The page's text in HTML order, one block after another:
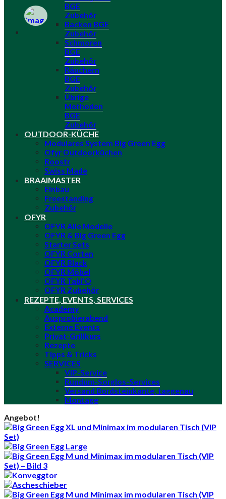
BGE
Zubehör
Backen BGE
Zubehör
Schmoren
BGE
Zubehör
Räuchern
BGE
Zubehör
Übrige
Methoden
BGE
Zubehör
OUTDOOR-KÜCHE
Modulares System Big Green Egg
Ofyr Outdoorküchen
Roostr
Swiss Made
BRAAIMASTER
Einbau
Freestanding
Zubehör
OFYR
OFYR Alle Modelle
OFYR & Big Green Egg
Starter Sets
OFYR Corten
OFYR Black
OFYR Möbel
OFYR Tabl’O
OFYR Zubehör
REZEPTE, EVENTS, SERVICES
Academy
Ausprobierabend
Externe Events
Privat-Grillkurs
Rezepte
Tipps & Tricks
SERVICES
VIP-Service
Rundum-Sorglos-Services
Versand Bordsteinkante, taggenau
Montage
Angebot!